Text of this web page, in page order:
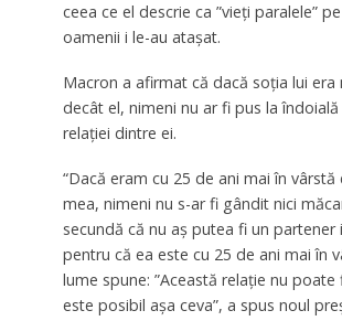
ceea ce el descrie ca ”vieţi paralele”
oamenii i le-au ataşat.
Macron a afirmat că dacă soția lui era
decât el, nimeni nu ar fi pus la
relaţiei dintre ei.
“Dacă eram cu 25 de ani mai în
mea, nimeni nu s-ar fi gândit nici
secundă că nu aş putea fi un partener
pentru că ea este cu 25 de ani mai în
lume spune: ”Această relaţie nu poate
este posibil aşa ceva”, a spus noul